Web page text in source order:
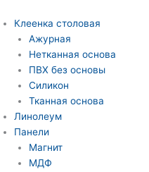
к
содержимому
Клеенка столовая
Ажурная
Нетканная основа
ПВХ без основы
Силикон
Тканная основа
Линолеум
Панели
Магнит
МДФ